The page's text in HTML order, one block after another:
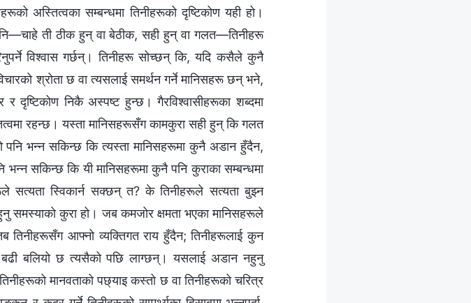
अस्तित्वका सम्बन्धमा तिनीहरूको दृष्टिकोण यही हो।
ती ठीक हुन् वा बेठीक, सही हुन् वा गलत—तिनीहरू
विश्‍वास गर्छन्। तिनीहरू सोच्छन् कि, यदि कसैले कुनै
श्रोता छ वा त्यसलाई समर्थन गर्ने मानिसहरू छन् भने,
दृष्टिकोण निकै अस्पष्ट हुन्छ। गैरविश्‍वासीहरूका शब्दमा
रहन्छ। यस्ता मानिसहरूसँग कामकुरा सही हुन् कि गलत
भन्‍न सकिन्छ कि त्यस्ता मानिसहरूमा कुनै अडान हुँदैन,
सकिन्छ कि यी मानिसहरूमा कुनै पनि कुराका सम्बन्धमा
सत्यता स्विकार्न सक्छन् त? के तिनीहरूले सत्यता बुझ्न
समस्याको कुरा हो। जब कमजोर क्षमता भएका मानिसहरूले
तिनीहरूसँग आफ्नो व्यक्तिगत राय हुँदैन; तिनीहरूलाई कुन
बलियो छ त्यसैको पछि लाग्छन्। यसलाई अडान नहुनु
मानवताको पछ्याइ कस्तो छ वा तिनीहरूको चरित्र